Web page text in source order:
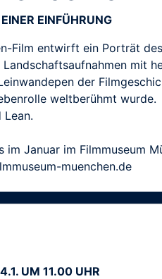
EINFÜHRUNG
Film entwirft ein Porträt
mit
der
weltberühmt wurde.
Lean.
Januar im Filmmuseum
muenchen.de
UM 11.00 UHR